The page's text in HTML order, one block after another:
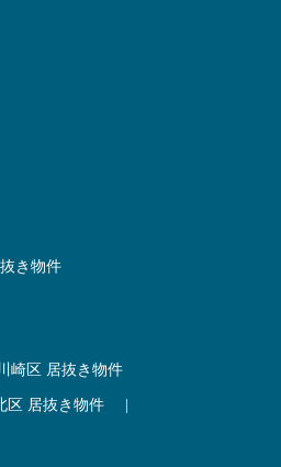
き物件
崎区 居抜き物件
区 居抜き物件